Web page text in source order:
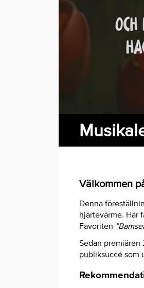
Välkommen
Denna
hjärtevärme. Här
Favoriten
Sedan
publiksuccé som